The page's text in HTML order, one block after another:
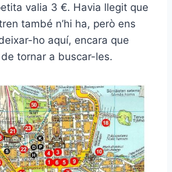
valia 3 €. Havia llegit que
també n’hi ha, però ens
ho aquí, encara que
tornar a buscar-les.